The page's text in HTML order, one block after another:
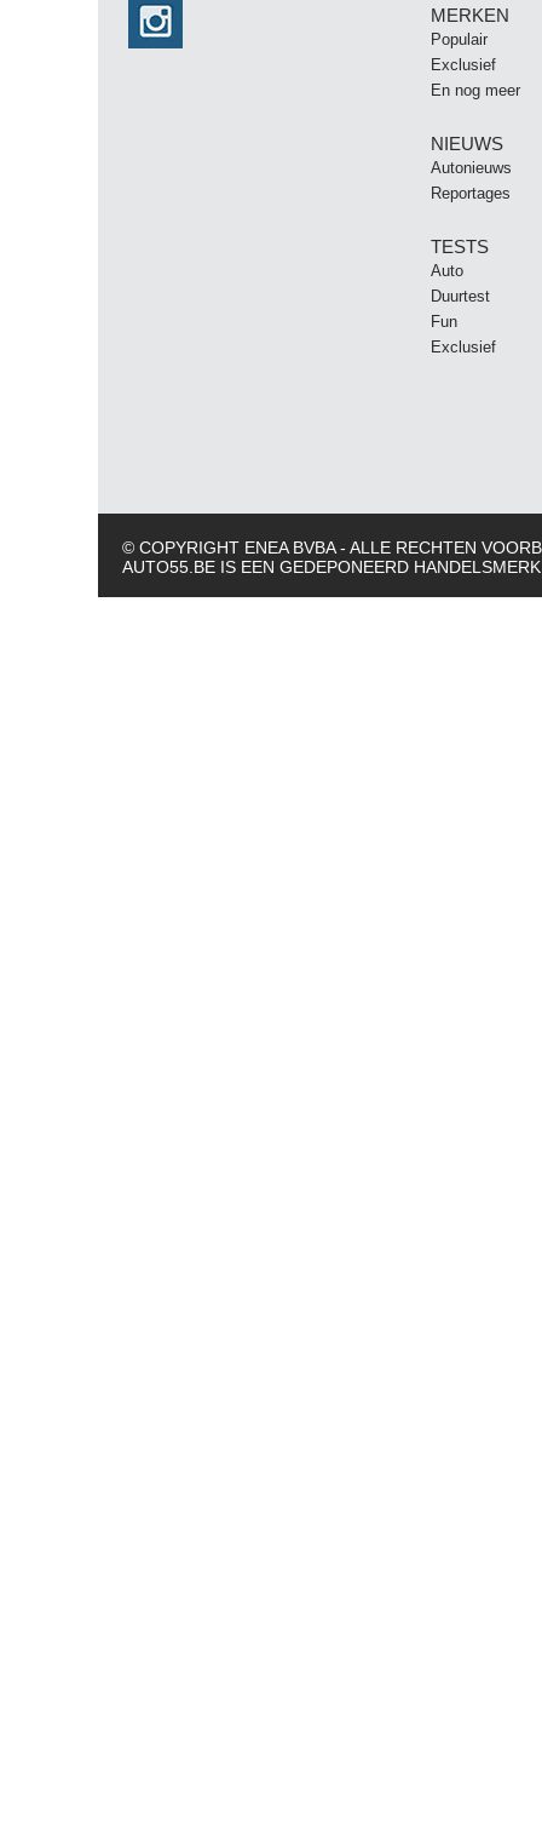
MERKEN
Populair
Exclusief
En nog meer
NIEUWS
Autonieuws
Reportages
TESTS
Auto
Duurtest
Fun
Exclusief
© COPYRIGHT ENEA BVBA - ALLE RECHTEN
AUTO55.BE IS EEN GEDEPONEERD HANDELSMERK